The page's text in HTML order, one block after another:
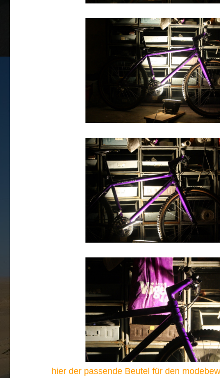
hier der passende Beutel für den